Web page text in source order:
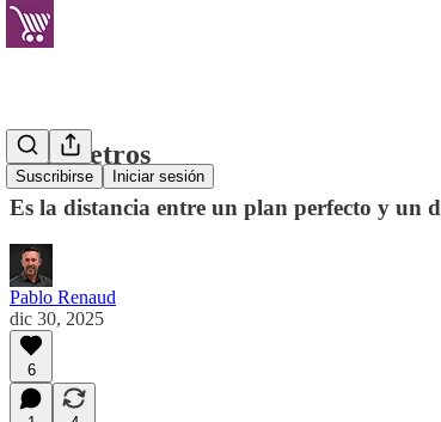
Suscribirse Iniciar sesión
Dos Metros
Es la distancia entre un plan perfecto y un
Pablo Renaud
dic 30, 2025
6